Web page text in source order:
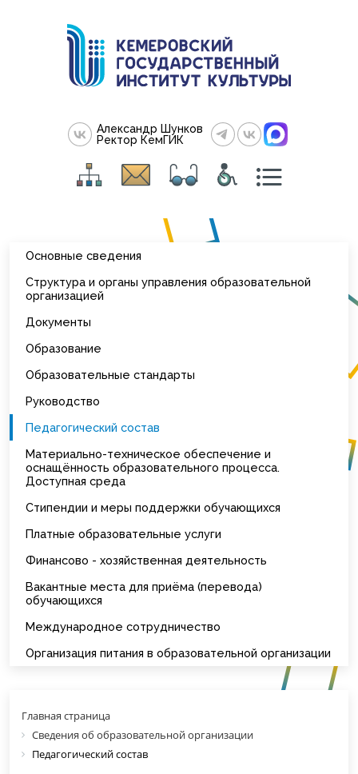
Александр Шунков
Ректор КемГИК
Основные сведения
Структура и органы управления образовательной
организацией
Документы
Образование
Образовательные стандарты
Руководство
Педагогический состав
Материально-техническое обеспечение и
оснащённость образовательного процесса.
Доступная среда
Стипендии и меры поддержки обучающихся
Платные образовательные услуги
Финансово - хозяйственная деятельность
Вакантные места для приёма (перевода)
обучающихся
Международное сотрудничество
Организация питания в образовательной организации
Главная страница
Сведения об образовательной организации
Педагогический состав